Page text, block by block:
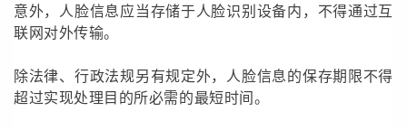
意外，人脸信息应当存储于人脸识别设备内，不得通过互
联网对外传输。
除法律、行政法规另有规定外，人脸信息的保存期限不得
超过实现处理目的所必需的最短时间。